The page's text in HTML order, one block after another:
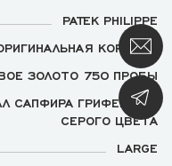
PATEK PHILIPPE
КОРОБКА
ЗОЛОТО 750 ПРОБЫ
САПФИРА ГРИФЕЛЬНО-
СЕРОГО ЦВЕТА
LARGE